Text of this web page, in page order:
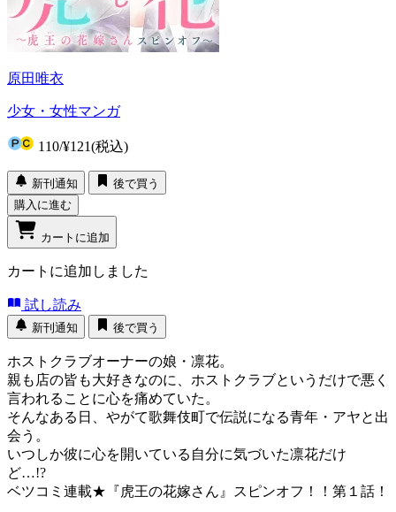
原田唯衣
少女・女性マンガ
110/¥121(税込)
新刊通知
後で買う
購入に進む
カートに追加
カートに追加しました
試し読み
新刊通知 後で買う
ホストクラブオーナーの娘・凛花。
親も店の皆も大好きなのに、ホストクラブというだけで悪く
言われることに心を痛めていた。
そんなある日、やがて歌舞伎町で伝説になる青年・アヤと出
会う。
いつしか彼に心を開いている自分に気づいた凛花だけ
ど…!?
ベツコミ連載★『虎王の花嫁さん』スピンオフ！！第１話！